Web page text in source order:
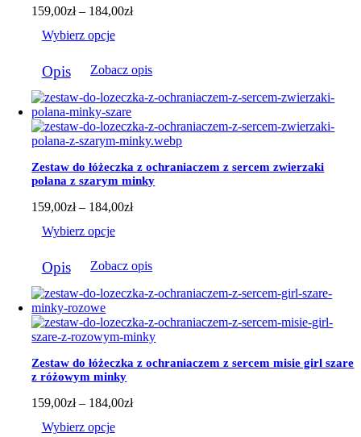
stronie
159,00zł – 184,00złZakres
do
Wybierz opcje
produkt
ma
wiele
wariantów.
Opcje
można
wybrać
na
stronie
produktu
Opis Zobacz opis
Zestaw do łóżeczka z ochraniaczem z sercem zwierzaki
polana z szarym minky
159,00zł – 184,00złZakres
do
Wybierz opcje
produkt
ma
wiele
wariantów.
Opcje
można
wybrać
na
stronie
produktu
Opis Zobacz opis
Zestaw do łóżeczka z ochraniaczem z sercem misie girl szare
z różowym minky
159,00zł – 184,00złZakres
Wybierz opcje